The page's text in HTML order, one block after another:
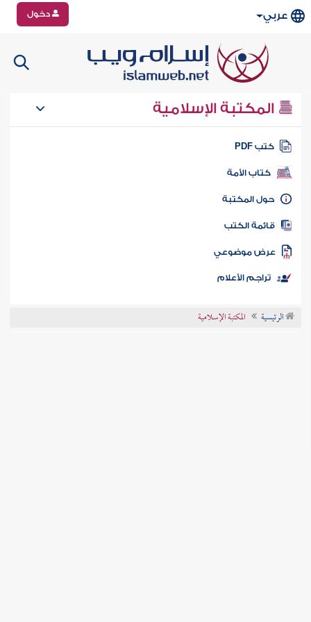
عربي دخول
المكتبة الإسلامية
كتب PDF
كتاب الأمة
المكتبة
الكتب
موضوعي
تراجم الأعلام
الرئيسية المكتبة الإسلامية